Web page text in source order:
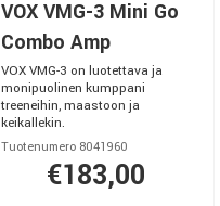
VOX VMG-3 Mini Go
Combo Amp
VOX VMG-3 on luotettava ja
monipuolinen kumppani
treeneihin, maastoon ja
keikallekin.
Tuotenumero 8041960
€183,00